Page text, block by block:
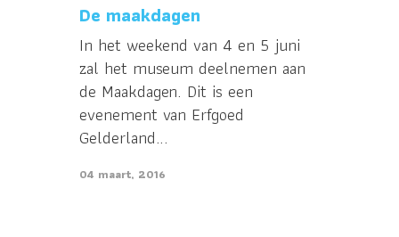
De maakdagen
In het weekend van 4 en 5 juni
zal het museum deelnemen aan
de Maakdagen. Dit is een
evenement van Erfgoed
Gelderland...
04 maart, 2016